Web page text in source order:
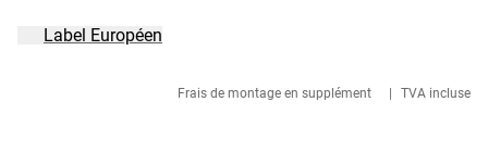
Frais de montage en supplément TVA incluse
Label Européen